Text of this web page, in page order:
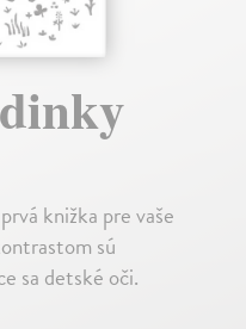
knižka pre vaše
sú
sa detské oči.